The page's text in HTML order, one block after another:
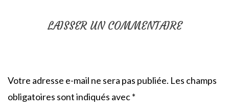
LAISSER UN COMMENTAIRE
Votre adresse e-mail ne sera pas publiée. Les champs
obligatoires sont indiqués avec*